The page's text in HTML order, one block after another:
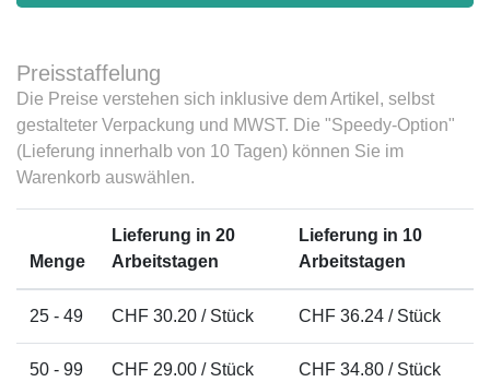
Preisstaffelung
Die Preise verstehen sich inklusive dem Artikel, selbst
gestalteter Verpackung und MWST. Die "Speedy-Option"
(Lieferung innerhalb von 10 Tagen) können Sie im
Warenkorb auswählen.
Menge
Lieferung in 20
Arbeitstagen
Lieferung in 10
Arbeitstagen
25 - 49 CHF 30.20 / Stück CHF 36.24 / Stück
50 - 99 CHF 29.00 / Stück CHF 34.80 / Stück